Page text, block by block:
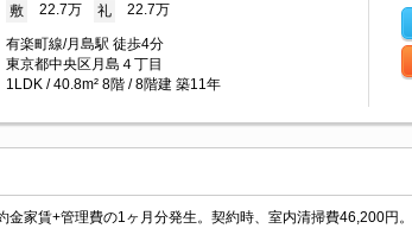
敷 22.7万 礼 22.7万
有楽町線/月島駅 徒歩4分
東京都中央区月島４丁目
1LDK / 40.8m² 8階 / 8階建 築11年